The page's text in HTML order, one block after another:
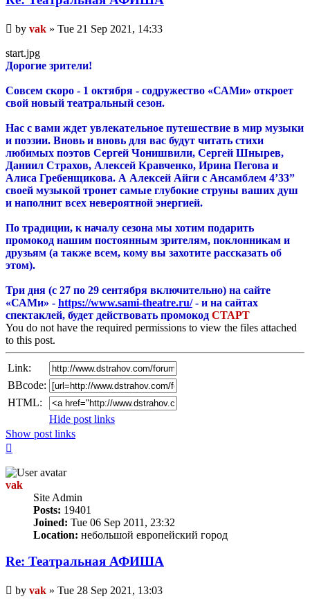
Unread
post
by vak » Tue 21 Sep 2021, 14:33
start.jpg
Дорогие зрители!
Совсем скоро - 1 октября - содружество «САМи» откроет
свой новый театральный сезон.
Нас с вами ждет увлекательное путешествие в мир музыки
и поэзии. Вновь и вновь для вас будут читать стихи
любимых поэтов Сергей Чонишвили, Сергей Шнырев,
Даниил Страхов, Алексей Кравченко, Ирина Пегова и
Алиса Гребенщикова. А Алексей Айги с Ансамблем 4’33”
своей музыкой тронет самые глубокие струны ваших душ
и наполнит всех невероятной энергией.
По традиции, к началу сезона мы хотим подарить
промокод нашим постоянным зрителям, поклонникам и
друзьям (а также всем, кому вы захотите рассказать об
этом).
Три дня (с 27 по 29 сентября включительно) на сайте
«САМи» - https://www.sami-theatre.ru/- и на сайтах
спектаклей, будет действовать промокод СТАРТ
You do not have the required permissions to view the files attached
to this post.
Link:
BBcode:
HTML:
Hide post links
Show post links
vak
Site Admin
Posts: 19401
Joined: Tue 06 Sep 2011, 23:32
Location: небольшой европейский город
Re: Театральная АФИША
Unread
post
by vak » Tue 28 Sep 2021, 13:03